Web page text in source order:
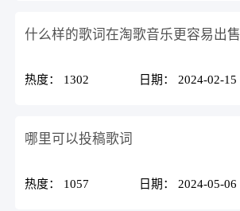
什么样的歌词在淘歌音乐更容易出售
热度： 1302 日期： 2024-02-15
哪里可以投稿歌词
热度： 1057 日期： 2024-05-06